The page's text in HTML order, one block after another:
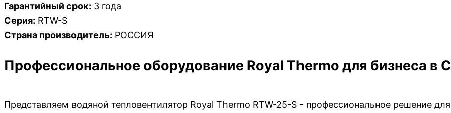
Гарантийный срок: 3 года
Серия: RTW-S
Страна производитель: РОССИЯ
Профессиональное оборудование Royal Thermo для бизнеса в
Представляем водяной тепловентилятор Royal Thermo RTW-25-S - профессиональное решение